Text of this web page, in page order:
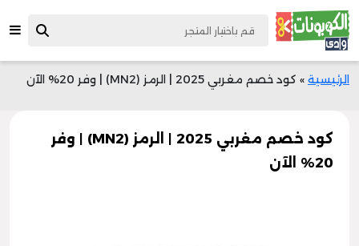
الرئيسية » كود خصم مغربي 2025 | الرمز (MN2) | وفر 20% الآن
كود خصم مغربي 2025 | الرمز (MN2) | وفر
20% الآن